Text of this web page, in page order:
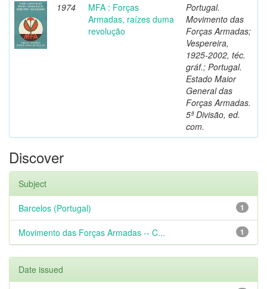
1974
MFA : Forças
Armadas, raízes duma
revolução
Portugal.
Movimento das
Forças Armadas;
Vespereira,
1925-2002, téc.
gráf.; Portugal.
Estado Maior
General das
Forças Armadas.
5ª Divisão, ed.
com.
Discover
Subject
1
Barcelos (Portugal)
1
Movimento das Forças Armadas -- C...
Date issued